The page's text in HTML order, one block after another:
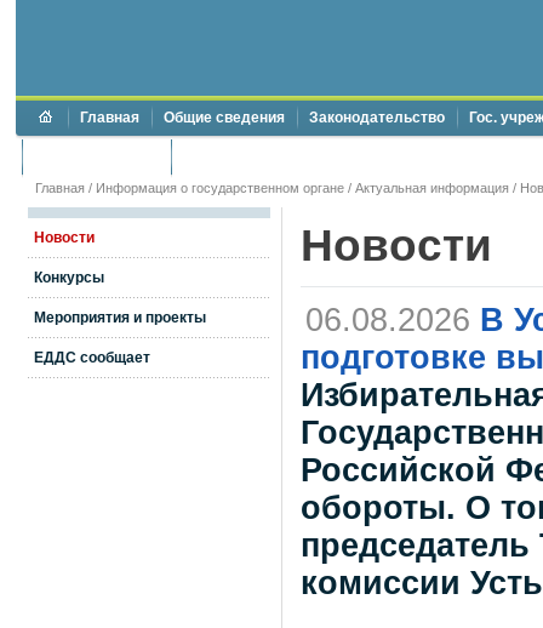
Главная Общие сведения Законодательство Гос.
Главная / Информация о государственном органе / Актуальная информация /
Новости
Конкурсы
Мероприятия и проекты
ЕДДС сообщает
Новости
06.08.2026 В
подготовке
Российской
обороты. О
комиссии